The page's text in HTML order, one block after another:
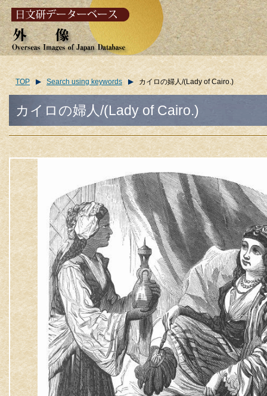
TOP Search using keywords カイロの婦人/(Lady of Cairo.)
カイロの婦人/(Lady of Cairo.)